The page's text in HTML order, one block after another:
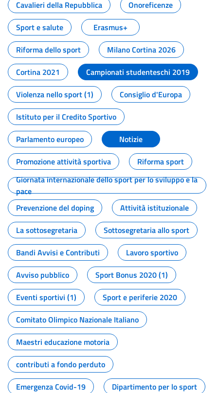
Cavalieri della Repubblica
Onoreficenze
Sport e salute
Erasmus+
Riforma dello sport
Milano Cortina 2026
Cortina 2021
Campionati studenteschi 2019
Violenza nello sport (1)
Consiglio d'Europa
Istituto per il Credito Sportivo
Parlamento europeo
Notizie
Promozione attività sportiva
Riforma sport
Giornata internazionale dello sport per lo sviluppo e la
pace
Prevenzione del doping
Attività istituzionale
La sottosegretaria
Sottosegretaria allo sport
Bandi Avvisi e Contributi
Lavoro sportivo
Avviso pubblico
Sport Bonus 2020 (1)
Eventi sportivi (1)
Sport e periferie 2020
Comitato Olimpico Nazionale Italiano
Maestri educazione motoria
contributi a fondo perduto
Emergenza Covid-19
Dipartimento per lo sport